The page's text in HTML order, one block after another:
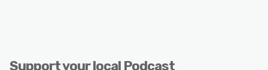
Support your local Podcast